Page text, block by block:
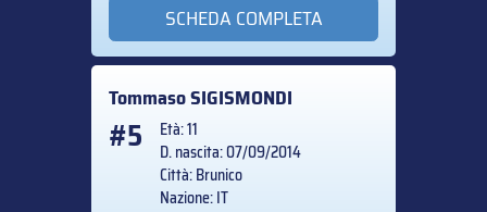
SCHEDA COMPLETA
TommasoSIGISMONDI
#5
Età: 11
D. nascita: 07/09/2014
Città: Brunico
Nazione: IT